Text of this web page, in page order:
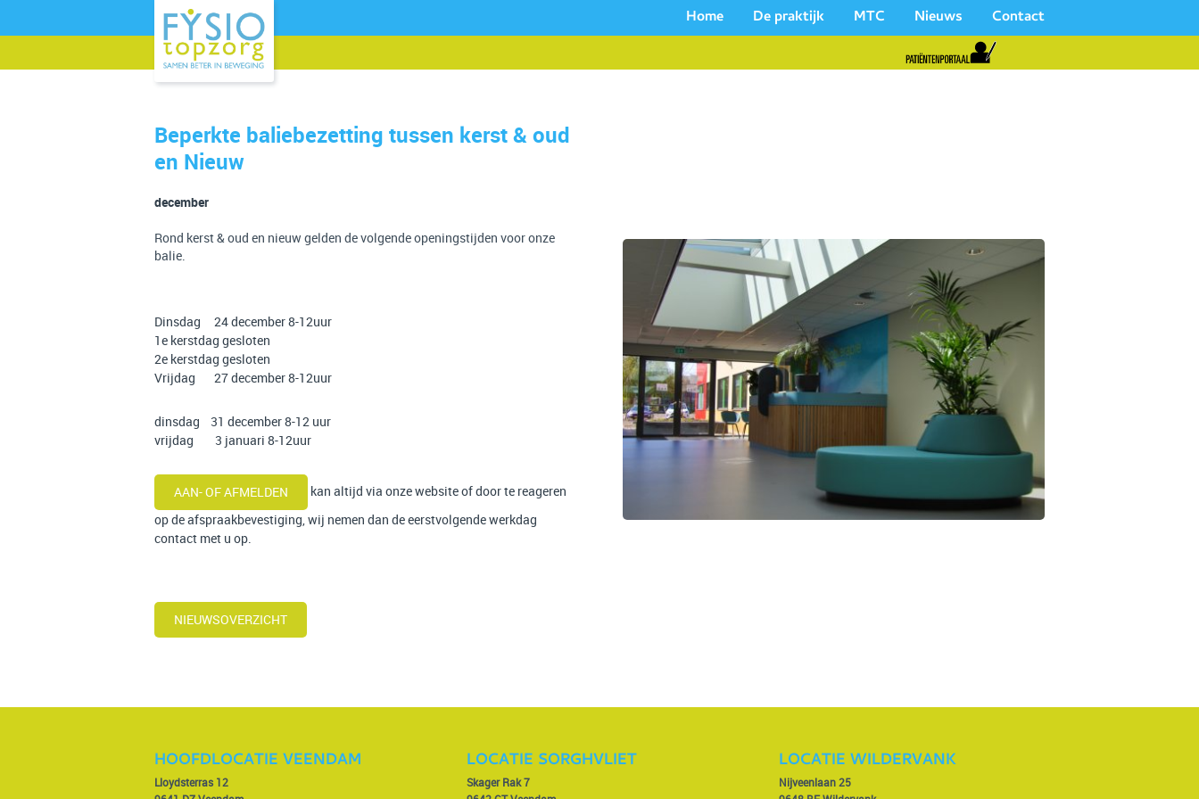
Home De praktijk MTC Nieuws Contact
Beperkte baliebezetting tussen kerst & oud
en Nieuw
december
Rond kerst & oud en nieuw gelden de volgende openingstijden voor onze
balie.
Dinsdag 24 december 8-12uur
1e kerstdag gesloten
2e kerstdag gesloten
Vrijdag 27 december 8-12uur
dinsdag 31 december 8-12 uur
vrijdag 3 januari 8-12uur
AAN- OF AFMELDEN
kan altijd via onze website of door te reageren
op de afspraakbevestiging, wij nemen dan de eerstvolgende werkdag
contact met u op.
NIEUWSOVERZICHT
HOOFDLOCATIE VEENDAM
Lloydsterras 12
LOCATIE SORGHVLIET
Skager Rak 7
LOCATIE WILDERVANK
Nijveenlaan 25